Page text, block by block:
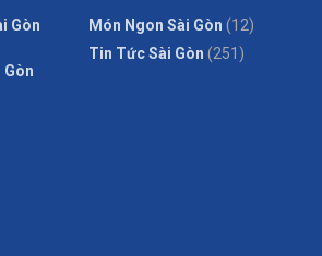
Gòn
Gòn
Món Ngon Sài Gòn (12)
Tin Tức Sài Gòn (251)